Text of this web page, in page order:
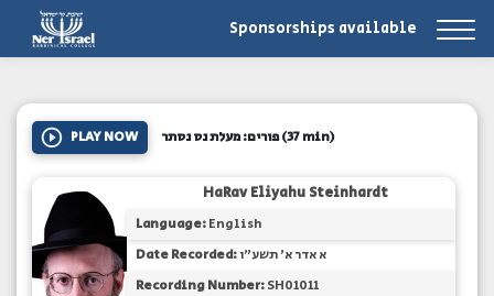
Sponsorships available
PLAY NOW פורים: מעלת נס נסתר(37 min)
HaRav Eliyahu Steinhardt
Language:English
Date Recorded:א אדר א' תשע"ו
Recording Number:SH01011